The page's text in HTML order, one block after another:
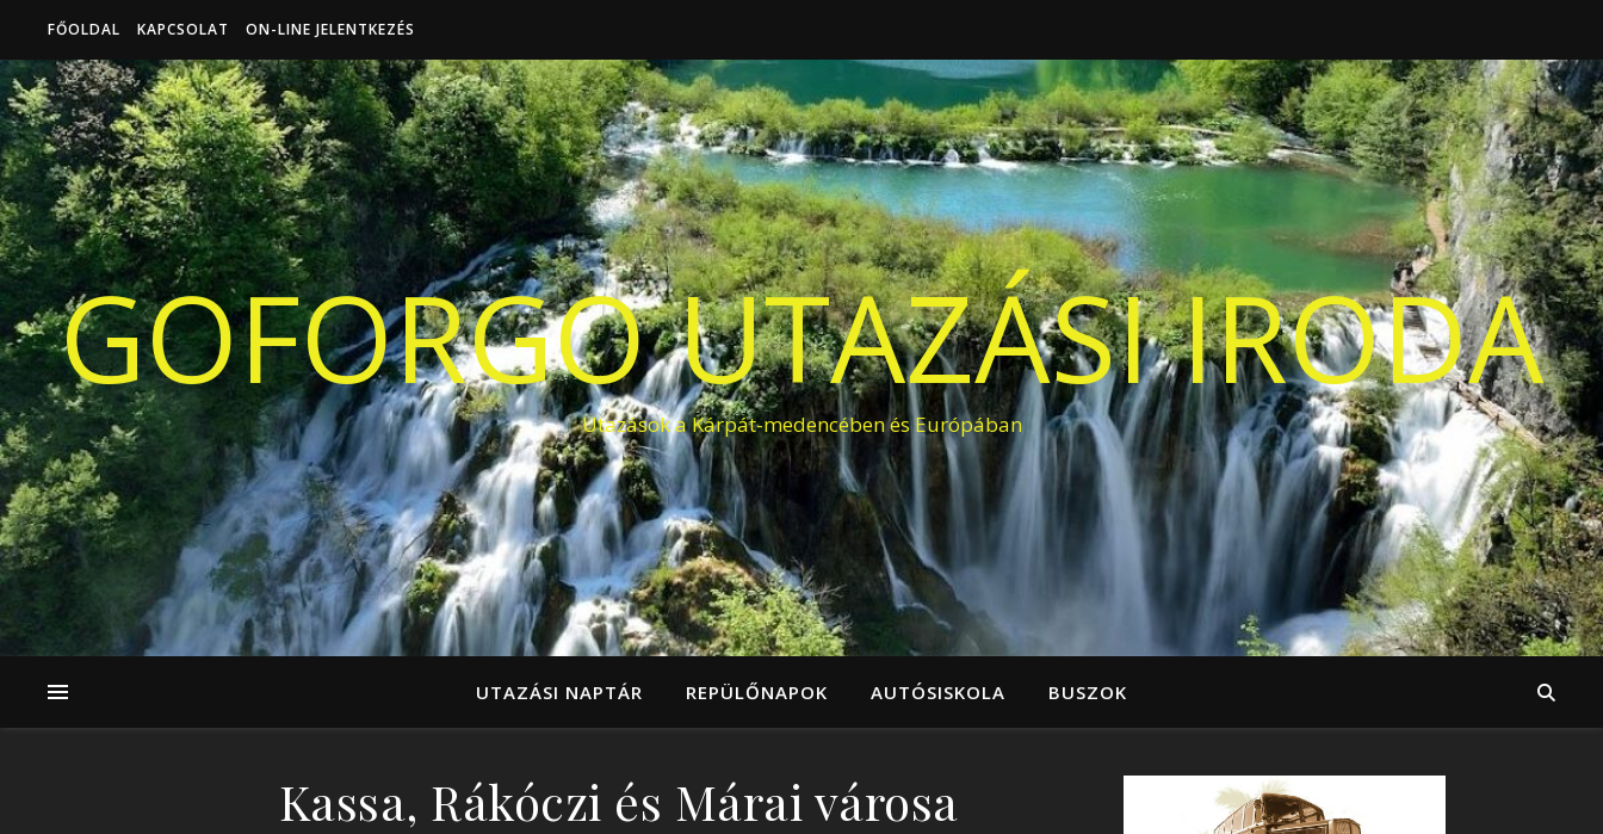
FŐOLDAL KAPCSOLAT ON-LINE JELENTKEZÉS
GOFORGO UTAZÁSI IRODA
Utazások a Kárpát-medencében és Európában
UTAZÁSI NAPTÁR REPÜLŐNAPOK AUTÓSISKOLA BUSZOK
Kassa, Rákóczi és Márai városa